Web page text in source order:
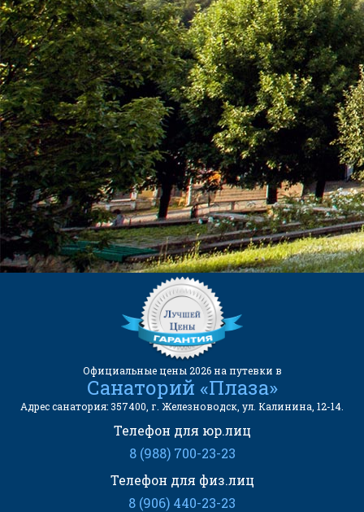
КОНТАКТЫ
ЕДИНОЙ СЛУЖБЫ БРОНИРОВАНИЯ:
8 (906) 440-23-23
(Бесплатный звонок)
kurortinfo@mail.ru
АДРЕС САНАТОРИЯ:
357400, г. Железноводск, ул.
Калинина, 12-14.
Официальные цены 2026 на путевки в
Санаторий «Плаза»
Адрес санатория: 357400, г. Железноводск, ул. Калинина, 12-14.
Телефон для юр.лиц
8 (988) 700-23-23
Телефон для физ.лиц
8 (906) 440-23-23